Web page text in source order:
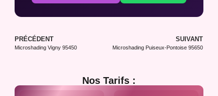
PRÉCÉDENT
Microshading Vigny 95450
SUIVANT
Microshading Puiseux-Pontoise 95650
Nos Tarifs :